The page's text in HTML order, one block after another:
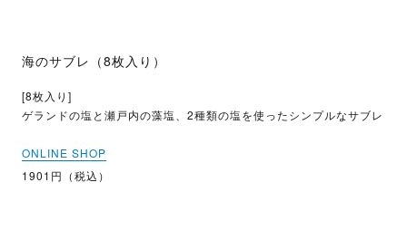
海のサブレ（8枚入り）
[8枚入り]
ゲランドの塩と瀬戸内の藻塩、2種類の塩を使ったシンプルなサブレ
ONLINE SHOP
1901円（税込）